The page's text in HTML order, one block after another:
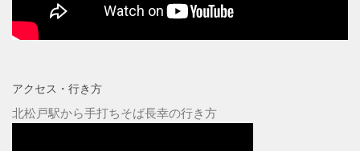
アクセス・行き方
北松戸駅から手打ちそば長幸の行き方